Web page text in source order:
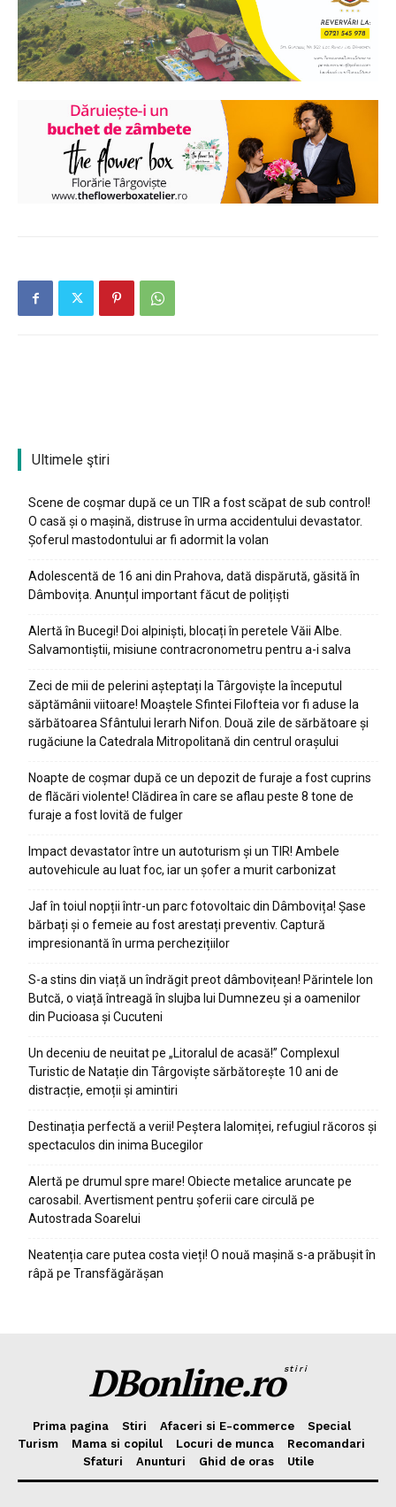
Ultimele ştiri
Scene de coșmar după ce un TIR a fost scăpat de sub control!
O casă și o mașină, distruse în urma accidentului devastator.
Șoferul mastodontului ar fi adormit la volan
Adolescentă de 16 ani din Prahova, dată dispărută, găsită în
Dâmbovița. Anunțul important făcut de polițiști
Alertă în Bucegi! Doi alpiniști, blocați în peretele Văii Albe.
Salvamontiștii, misiune contracronometru pentru a-i salva
Zeci de mii de pelerini așteptați la Târgoviște la începutul
săptămânii viitoare! Moaștele Sfintei Filofteia vor fi aduse la
sărbătoarea Sfântului Ierarh Nifon. Două zile de sărbătoare și
rugăciune la Catedrala Mitropolitană din centrul orașului
Noapte de coșmar după ce un depozit de furaje a fost cuprins
de flăcări violente! Clădirea în care se aflau peste 8 tone de
furaje a fost lovită de fulger
Impact devastator între un autoturism și un TIR! Ambele
autovehicule au luat foc, iar un șofer a murit carbonizat
Jaf în toiul nopții într-un parc fotovoltaic din Dâmbovița! Șase
bărbați și o femeie au fost arestați preventiv. Captură
impresionantă în urma perchezițiilor
S-a stins din viață un îndrăgit preot dâmbovițean! Părintele Ion
Butcă, o viață întreagă în slujba lui Dumnezeu și a oamenilor
din Pucioasa și Cucuteni
Un deceniu de neuitat pe „Litoralul de acasă!” Complexul
Turistic de Natație din Târgoviște sărbătorește 10 ani de
distracție, emoții și amintiri
Destinația perfectă a verii! Peștera Ialomiței, refugiul răcoros și
spectaculos din inima Bucegilor
Alertă pe drumul spre mare! Obiecte metalice aruncate pe
carosabil. Avertisment pentru șoferii care circulă pe
Autostrada Soarelui
Neatenția care putea costa vieți! O nouă mașină s-a prăbușit în
râpă pe Transfăgărășan
DBonline.rostiri
Prima pagina Stiri Afaceri si E-commerce
Special
Turism
Mama si copilul Locuri de munca
Recomandari
Sfaturi
Anunturi Ghid de oras Utile